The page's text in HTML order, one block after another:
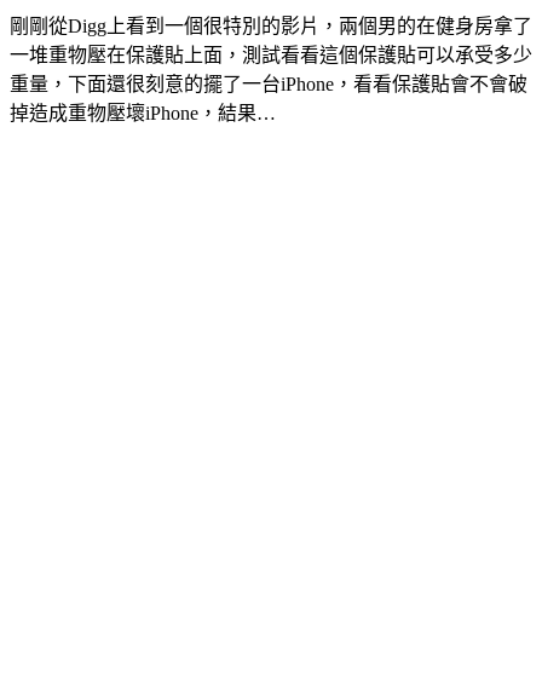
剛剛從Digg上看到一個很特別的影片，兩個男的在健身房拿了
一堆重物壓在保護貼上面，測試看看這個保護貼可以承受多少
重量，下面還很刻意的擺了一台iPhone，看看保護貼會不會破
掉造成重物壓壞iPhone，結果…